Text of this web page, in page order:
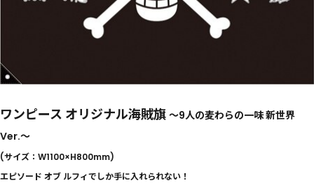
ワンピース オリジナル海賊旗 ～9人の麦わらの一味 新世界
Ver.～
(サイズ：W1100×H800mm)
エピソード オブ ルフィでしか手に入れられない！